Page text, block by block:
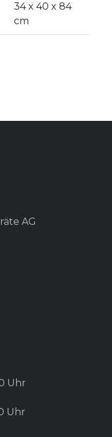
34 x 40 x 84
cm
AG
Uhr
Uhr